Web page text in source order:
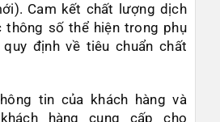
Cam kết chất lượng dịch
thông số thể hiện trong phụ
định về tiêu chuẩn chất
tin của khách hàng và
hàng cung cấp cho